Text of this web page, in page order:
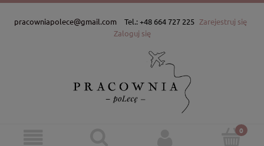
pracowniapolece@gmail.com Tel.: +48 664 727 225 Zarejestruj się
Zaloguj się